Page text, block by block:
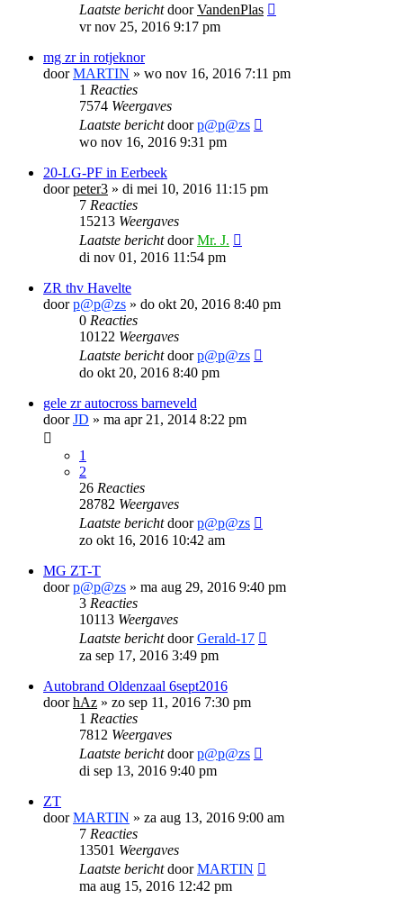
Laatste berichtdoorVandenPlas
vr nov 25, 2016 9:17 pm
mg zr in rotjeknor
doorMARTIN » wo nov 16, 2016 7:11 pm
1 Reacties
7574 Weergaves
Laatste berichtdoorp@p@zs
wo nov 16, 2016 9:31 pm
20-LG-PF in Eerbeek
doorpeter3 » di mei 10, 2016 11:15 pm
7 Reacties
15213 Weergaves
Laatste berichtdoorMr. J.
di nov 01, 2016 11:54 pm
ZR thv Havelte
doorp@p@zs » do okt 20, 2016 8:40 pm
0 Reacties
10122 Weergaves
Laatste berichtdoorp@p@zs
do okt 20, 2016 8:40 pm
gele zr autocross barneveld
doorJD » ma apr 21, 2014 8:22 pm
1
2
26 Reacties
28782 Weergaves
Laatste berichtdoorp@p@zs
zo okt 16, 2016 10:42 am
MG ZT-T
doorp@p@zs » ma aug 29, 2016 9:40 pm
3 Reacties
10113 Weergaves
Laatste berichtdoorGerald-17
za sep 17, 2016 3:49 pm
Autobrand Oldenzaal 6sept2016
doorhAz » zo sep 11, 2016 7:30 pm
1 Reacties
7812 Weergaves
Laatste berichtdoorp@p@zs
di sep 13, 2016 9:40 pm
ZT
doorMARTIN » za aug 13, 2016 9:00 am
7 Reacties
13501 Weergaves
Laatste berichtdoorMARTIN
ma aug 15, 2016 12:42 pm